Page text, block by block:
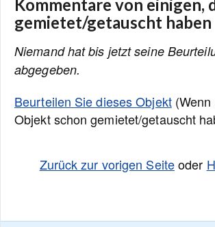
Kommentare von einigen,
gemietet/getauscht haben
Niemand hat bis jetzt seine
abgegeben.
Beurteilen Sie dieses Objekt(Wenn
Objekt schon gemietet/getauscht
Zurück zur vorigen Seiteoder